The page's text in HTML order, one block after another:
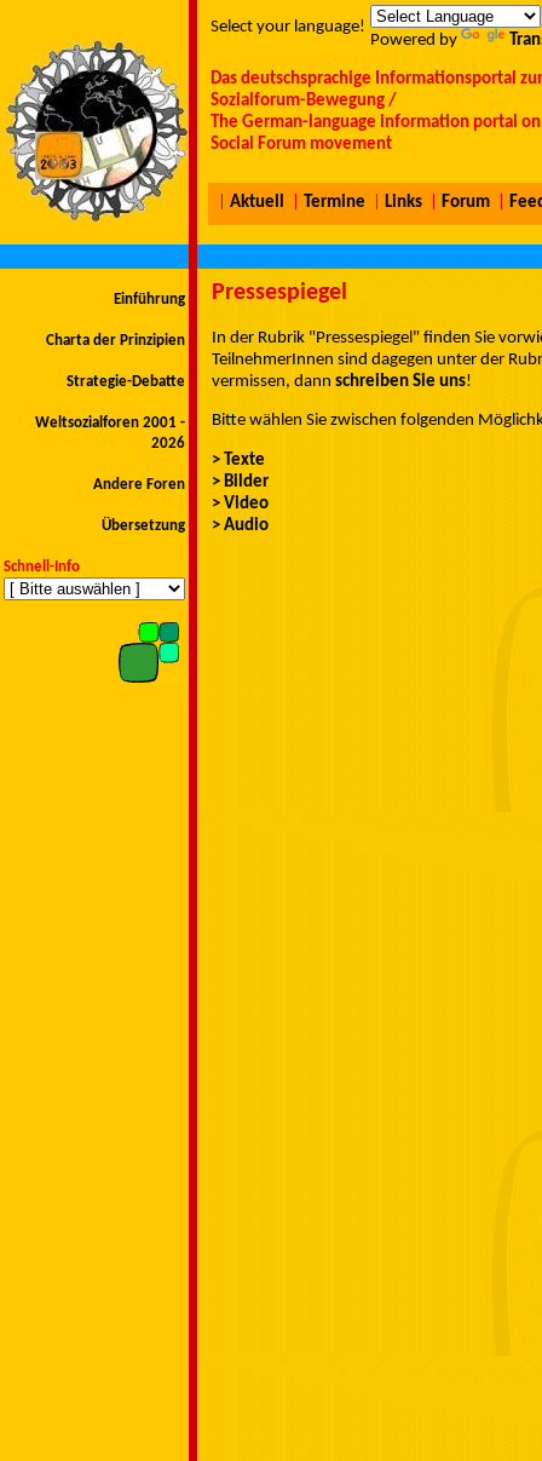
Select your language!
Powered by
Das deutschsprachige Informationsportal
Sozialforum-Bewegung /
The German-language information portal
Social Forum movement
Aktuell Termine Links Forum
Einführung
Charta der Prinzipien
Strategie-Debatte
Weltsozialforen 2001 -
2026
Andere Foren
Übersetzung
Schnell-Info
Pressespiegel
In der Rubrik "Pressespiegel" finden Sie
TeilnehmerInnen sind dagegen unter der
vermissen, dann schreiben Sie uns!
Bitte wählen Sie zwischen folgenden
> Texte
> Bilder
> Video
> Audio